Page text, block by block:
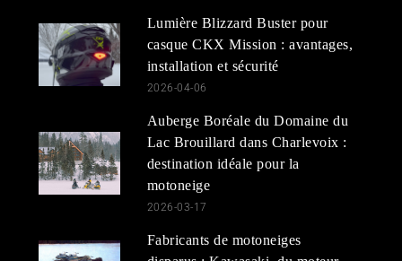
Lumière Blizzard Buster pour
casque CKX Mission : avantages,
installation et sécurité
2026-04-06
Auberge Boréale du Domaine du
Lac Brouillard dans Charlevoix :
destination idéale pour la
motoneige
2026-03-17
Fabricants de motoneiges